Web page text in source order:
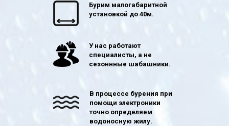
Бурим малогабаритной
установкой до 40м.
У нас работают
специалисты, а не
сезоннные шабашники.
В процессе бурения при
помощи электроники
точно определяем
водоносную жилу.